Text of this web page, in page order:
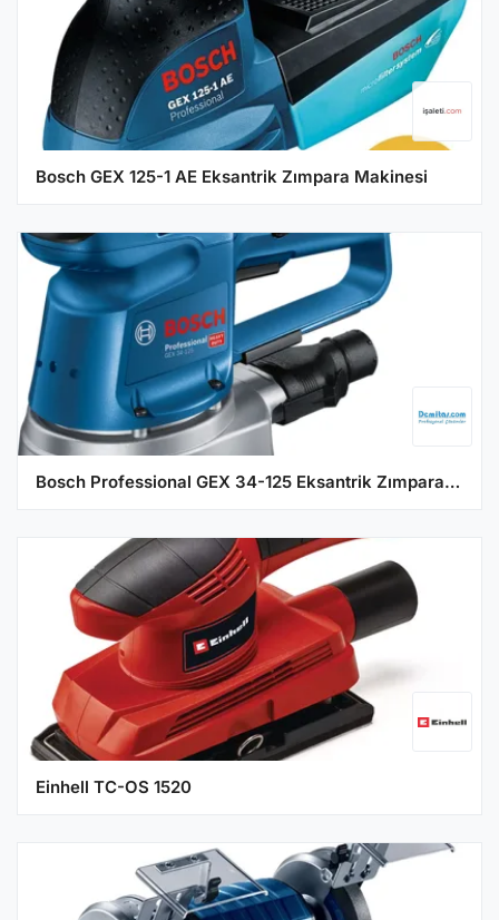
Bosch GEX 125-1 AE Eksantrik Zımpara Makinesi
Bosch Professional GEX 34-125 Eksantrik Zımpara Makinesi
Einhell TC-OS 1520